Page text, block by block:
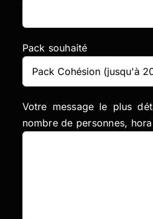
Pack souhaité
Votre message le plus
nombre de personnes,